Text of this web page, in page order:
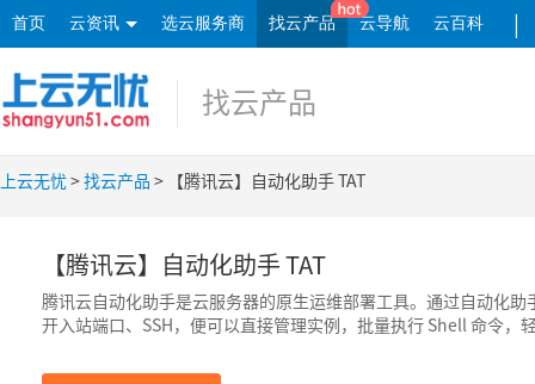
首页 云资讯 选云服务商 找云产品 云导航 云百科 |
找云产品
上云无忧>找云产品 > 【腾讯云】自动化助手 TAT
【腾讯云】自动化助手 TAT
腾讯云自动化助手是云服务器的原生运维部署工具。通过自动化
开入站端口、SSH，便可以直接管理实例，批量执行 Shell 命令，